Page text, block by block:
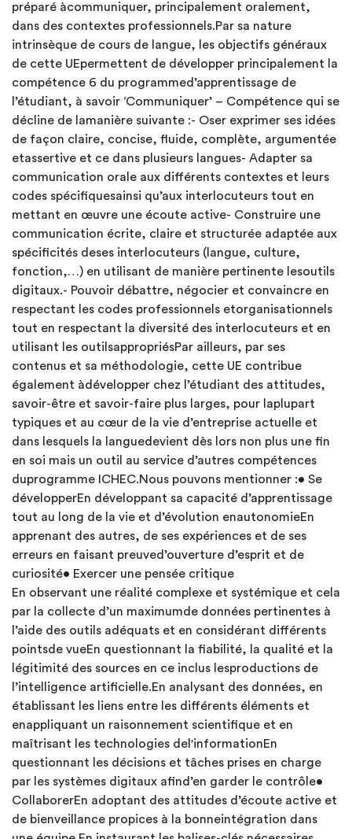
préparé àcommuniquer, principalement oralement,
dans des contextes professionnels.Par sa nature
intrinsèque de cours de langue, les objectifs généraux
de cette UEpermettent de développer principalement la
compétence 6 du programmed’apprentissage de
l’étudiant, à savoir ‘Communiquer’ – Compétence qui se
décline de lamanière suivante :- Oser exprimer ses idées
de façon claire, concise, fluide, complète, argumentée
etassertive et ce dans plusieurs langues- Adapter sa
communication orale aux différents contextes et leurs
codes spécifiquesainsi qu’aux interlocuteurs tout en
mettant en œuvre une écoute active- Construire une
communication écrite, claire et structurée adaptée aux
spécificités deses interlocuteurs (langue, culture,
fonction,…) en utilisant de manière pertinente lesoutils
digitaux.- Pouvoir débattre, négocier et convaincre en
respectant les codes professionnels etorganisationnels
tout en respectant la diversité des interlocuteurs et en
utilisant les outilsappropriésPar ailleurs, par ses
contenus et sa méthodologie, cette UE contribue
également àdévelopper chez l’étudiant des attitudes,
savoir-être et savoir-faire plus larges, pour laplupart
typiques et au cœur de la vie d’entreprise actuelle et
dans lesquels la languedevient dès lors non plus une fin
en soi mais un outil au service d’autres compétences
duprogramme ICHEC.Nous pouvons mentionner :• Se
développerEn développant sa capacité d’apprentissage
tout au long de la vie et d’évolution enautonomieEn
apprenant des autres, de ses expériences et de ses
erreurs en faisant preuved’ouverture d’esprit et de
curiosité• Exercer une pensée critique
En observant une réalité complexe et systémique et cela
par la collecte d’un maximumde données pertinentes à
l’aide des outils adéquats et en considérant différents
pointsde vueEn questionnant la fiabilité, la qualité et la
légitimité des sources en ce inclus lesproductions de
l’intelligence artificielle.En analysant des données, en
établissant les liens entre les différents éléments et
enappliquant un raisonnement scientifique et en
maîtrisant les technologies del'informationEn
questionnant les décisions et tâches prises en charge
par les systèmes digitaux afind’en garder le contrôle•
CollaborerEn adoptant des attitudes d’écoute active et
de bienveillance propices à la bonneintégration dans